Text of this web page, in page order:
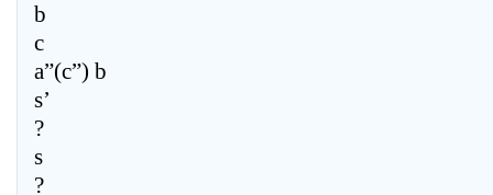
b
c
a”(c”) b
s’
?
s
?